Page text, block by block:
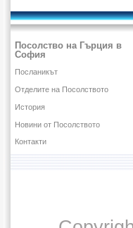
Посолство на Гърция в
София
Посланикът
Отделите на Посолството
История
Новини от Посолството
Контакти